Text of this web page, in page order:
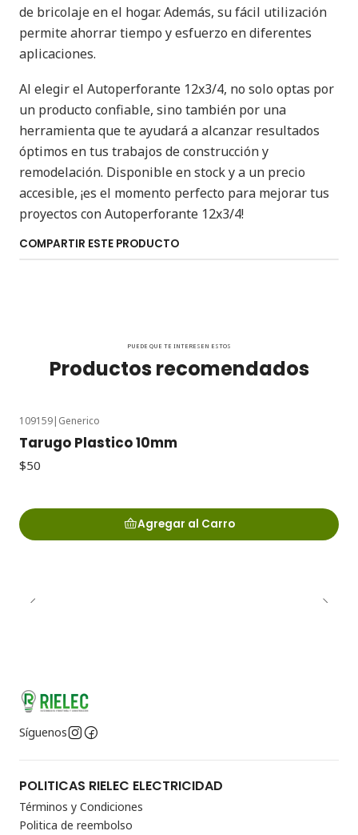
de bricolaje en el hogar. Además, su fácil utilización
permite ahorrar tiempo y esfuerzo en diferentes
aplicaciones.
Al elegir el Autoperforante 12x3/4, no solo optas por
un producto confiable, sino también por una
herramienta que te ayudará a alcanzar resultados
óptimos en tus trabajos de construcción y
remodelación. Disponible en stock y a un precio
accesible, ¡es el momento perfecto para mejorar tus
proyectos con Autoperforante 12x3/4!
COMPARTIR ESTE PRODUCTO
PUEDE QUE TE INTERESEN ESTOS
Productos recomendados
109159| Generico
Tarugo Plastico 10mm
$50
Agregar al Carro
Síguenos
POLITICAS RIELEC ELECTRICIDAD
Términos y Condiciones
Politica de reembolso